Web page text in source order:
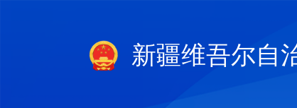
新疆维吾尔自